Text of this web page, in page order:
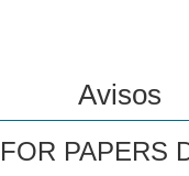
Avisos
PAPERS